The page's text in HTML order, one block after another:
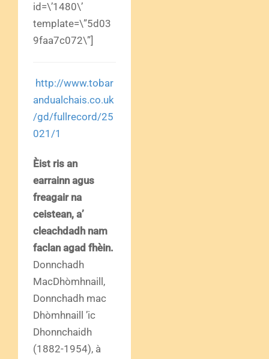
id=\’1480\’
template=\”5d03
9faa7c072\”]
http://www.tobar
andualchais.co.uk
/gd/fullrecord/25
021/1
Èist ris an
earrainn agus
freagair na
ceistean, a’
cleachdadh nam
faclan agad fhèin.
Donnchadh
MacDhòmhnaill,
Donnchadh mac
Dhòmhnaill ’ic
Dhonnchaidh
(1882-1954), à